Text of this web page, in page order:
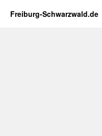
Freiburg-Schwarzwald.de